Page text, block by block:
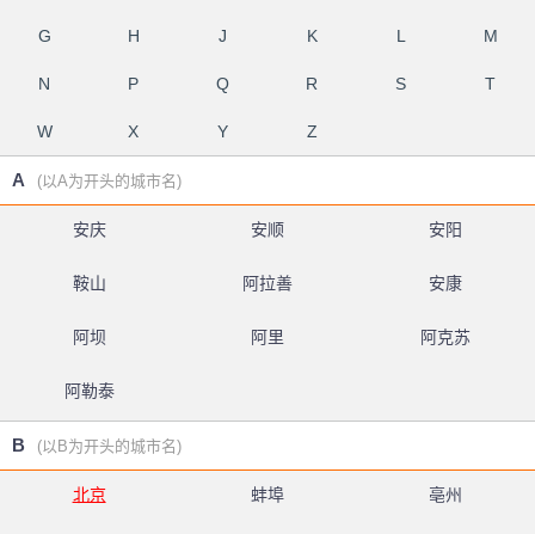
G H J K L M
N P Q R S T
W X Y Z
A (以A为开头的城市名)
安庆 安顺 安阳
鞍山 阿拉善 安康
阿坝 阿里 阿克苏
阿勒泰
B (以B为开头的城市名)
北京 蚌埠 亳州